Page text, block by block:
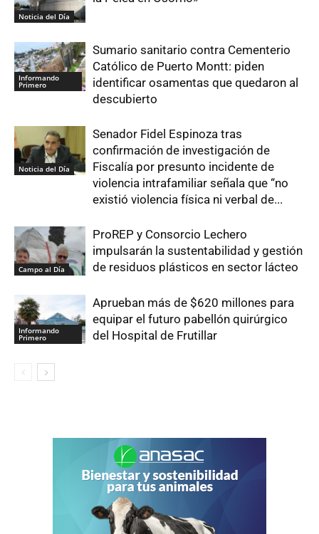
Noticia del Día
Informando
Primero
Sumario sanitario contra Cementerio
Católico de Puerto Montt: piden
identificar osamentas que quedaron al
descubierto
Noticia del Día
Senador Fidel Espinoza tras
confirmación de investigación de
Fiscalía por presunto incidente de
violencia intrafamiliar señala que “no
existió violencia física ni verbal de...
Campo al Día
ProREP y Consorcio Lechero
impulsarán la sustentabilidad y gestión
de residuos plásticos en sector lácteo
Informando
Primero
Aprueban más de $620 millones para
equipar el futuro pabellón quirúrgico
del Hospital de Frutillar